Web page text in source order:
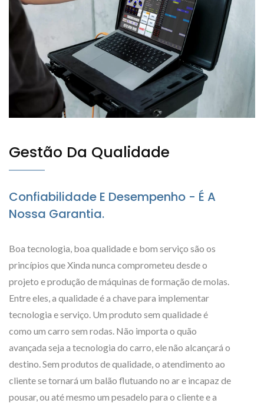
Gestão Da Qualidade
Confiabilidade E Desempenho - É A
Nossa Garantia.
Boa tecnologia, boa qualidade e bom serviço são os
princípios que Xinda nunca comprometeu desde o
projeto e produção de máquinas de formação de molas.
Entre eles, a qualidade é a chave para implementar
tecnologia e serviço. Um produto sem qualidade é
como um carro sem rodas. Não importa o quão
avançada seja a tecnologia do carro, ele não alcançará o
destino. Sem produtos de qualidade, o atendimento ao
cliente se tornará um balão flutuando no ar e incapaz de
pousar, ou até mesmo um pesadelo para o cliente e a